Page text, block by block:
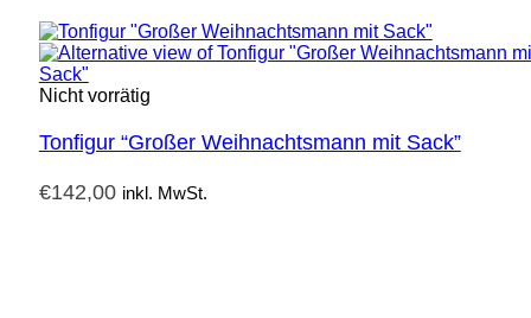
Nicht vorrätig
Tonfigur “Großer Weihnachtsmann mit Sack”
€142,00 inkl. MwSt.